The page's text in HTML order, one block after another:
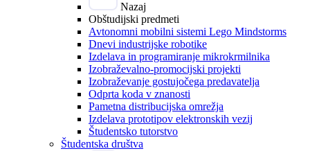
Nazaj
Obštudijski predmeti
Avtonomni mobilni sistemi Lego Mindstorms
Dnevi industrijske robotike
Izdelava in programiranje mikrokrmilnika
Izobraževalno-promocijski projekti
Izobraževanje gostujočega predavatelja
Odprta koda v znanosti
Pametna distribucijska omrežja
Izdelava prototipov elektronskih vezij
Študentsko tutorstvo
Študentska društva